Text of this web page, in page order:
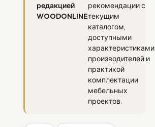
редакцией
WOODONLINE
рекомендации с
текущим
каталогом,
доступными
характеристиками
производителей и
практикой
комплектации
мебельных
проектов.